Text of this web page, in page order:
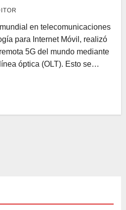
en telecomunicaciones
para Internet Móvil, realizó
5G del mundo mediante
óptica (OLT). Esto se…